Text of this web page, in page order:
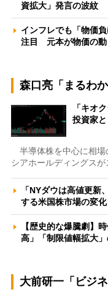
資拡大」発言の波紋
インフレでも「物価
注目 元本が物価の
森口亮「まるわか
「キオ
投資家
半導体株を中心に相場
シアホールディングス
「NYダウは高値更
する米国株市場の変
【歴史的な爆騰劇】
高」「制限値幅拡大
大前研一「ビジ